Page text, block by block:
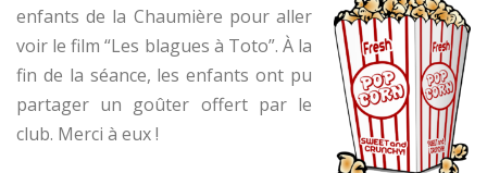
enfants de la Chaumière pour aller
voir le film “Les blagues à Toto”. À la
fin de la séance, les enfants ont pu
partager un goûter offert par le
club. Merci à eux !